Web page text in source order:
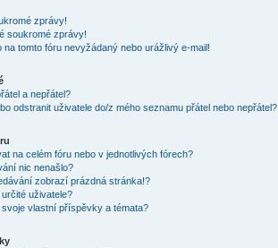
zprávy!
soukromé zprávy!
na tomto fóru nevyžádaný nebo urážlivý e-mail!
a nepřátel?
odstranit uživatele do/z mého seznamu přátel nebo nepřátel?
na celém fóru nebo v jednotlivých fórech?
nic nenašlo?
zobrazí prázdná stránka!?
uživatele?
vlastní příspěvky a témata?